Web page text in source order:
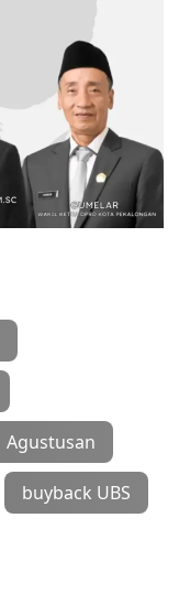
Agustusan
buyback UBS